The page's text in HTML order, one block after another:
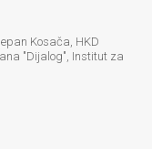
Kosača, HKD
"Dijalog", Institut za